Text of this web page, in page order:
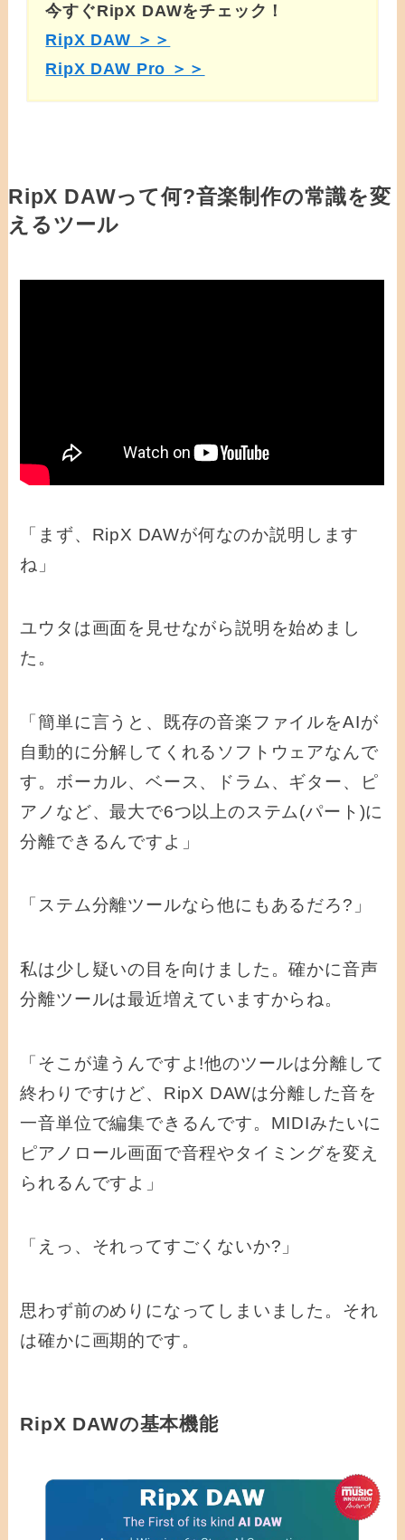
今すぐRipX DAWをチェック！
RipX DAW ＞＞
RipX DAW Pro ＞＞
RipX DAWって何?音楽制作の常識を変
えるツール
「まず、RipX DAWが何なのか説明します
ね」
ユウタは画面を見せながら説明を始めまし
た。
「簡単に言うと、既存の音楽ファイルをAIが
自動的に分解してくれるソフトウェアなんで
す。ボーカル、ベース、ドラム、ギター、ピ
アノなど、最大で6つ以上のステム(パート)に
分離できるんですよ」
「ステム分離ツールなら他にもあるだろ?」
私は少し疑いの目を向けました。確かに音声
分離ツールは最近増えていますからね。
「そこが違うんですよ!他のツールは分離して
終わりですけど、RipX DAWは分離した音を
一音単位で編集できるんです。MIDIみたいに
ピアノロール画面で音程やタイミングを変え
られるんですよ」
「えっ、それってすごくないか?」
思わず前のめりになってしまいました。それ
は確かに画期的です。
RipX DAWの基本機能